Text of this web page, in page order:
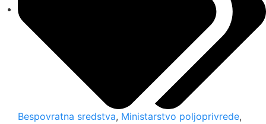
Bespovratna sredstva, Ministarstvo poljoprivrede,